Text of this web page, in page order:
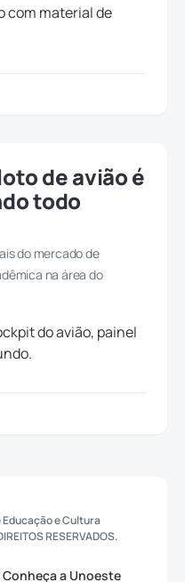
de avião é
todo
do mercado de
na área do
e Cultura
RESERVADOS.
Conheça a Unoeste